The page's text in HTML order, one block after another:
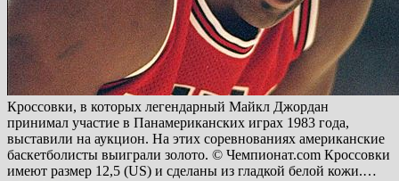
Кроссовки, в которых легендарный Майкл Джордан
принимал участие в Панамериканских играх 1983 года,
выставили на аукцион. На этих соревнованиях американские
баскетболисты выиграли золото. © Чемпионат.com Кроссовки
имеют размер 12,5 (US) и сделаны из гладкой белой кожи.…